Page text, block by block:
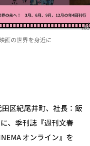
画の世界を身近に
区紀尾井町、社長：飯
、季刊誌『週刊文春
オンライン』を